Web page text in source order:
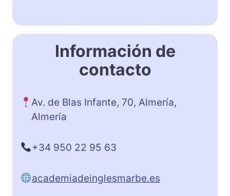
Información de
contacto
Av. de Blas Infante, 70, Almería,
Almería
+34 950 22 95 63
academiadeinglesmarbe.es